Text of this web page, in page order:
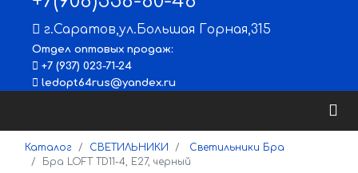
г.Саратов,ул.Большая Горная,315
Отдел оптовых продаж:
+7 (937) 023-71-24
ledopt64rus@yandex.ru
Каталог СВЕТИЛЬНИКИ
Светильники Бра
Бра LOFT TD11-4, Е27, черный